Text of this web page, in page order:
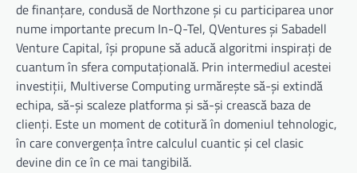
de finanțare, condusă de Northzone și cu participarea unor
nume importante precum In-Q-Tel, QVentures și Sabadell
Venture Capital, își propune să aducă algoritmi inspirați de
cuantum în sfera computațională. Prin intermediul acestei
investiții, Multiverse Computing urmărește să-și extindă
echipa, să-și scaleze platforma și să-și crească baza de
clienți. Este un moment de cotitură în domeniul tehnologic,
în care convergența între calculul cuantic și cel clasic
devine din ce în ce mai tangibilă.